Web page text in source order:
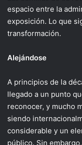
espacio entre la
exposición. Lo que
transformación.
Alejándose
A principios de la
llegado a un punto
reconocer, y mucho
siendo
considerable y un
público. Sin